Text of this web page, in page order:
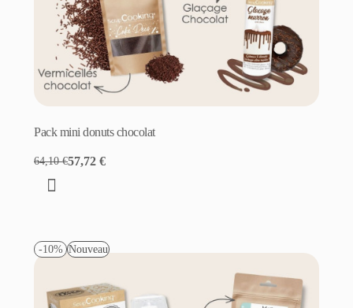
Pack mini donuts chocolat
64,10 €57,72 €
-10% Nouveau